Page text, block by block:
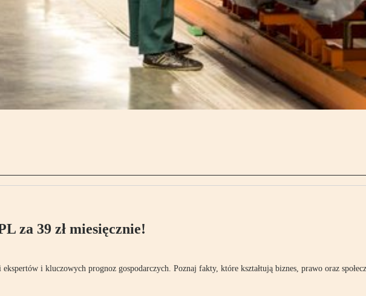
za 39 zł miesięcznie!
i kluczowych prognoz gospodarczych. Poznaj fakty, które kształtują biznes, prawo oraz